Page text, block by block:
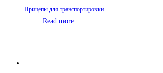
Прицепы для транспортировки
Read more